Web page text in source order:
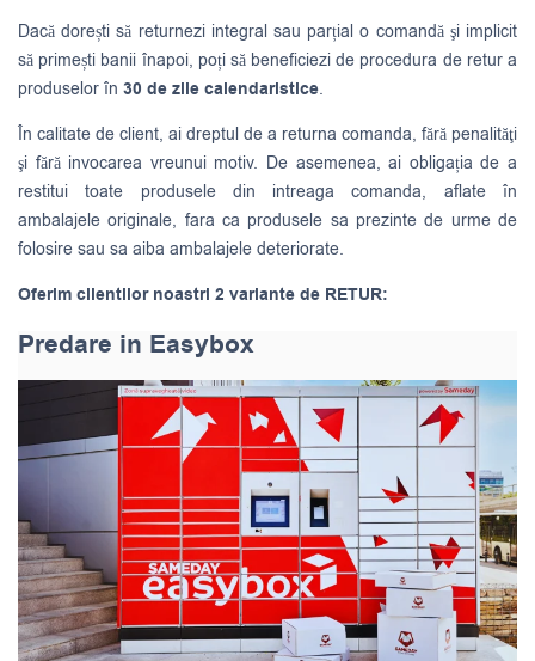
Dacă dorești să returnezi integral sau parțial o comandă şi implicit
să primești banii înapoi, poți să beneficiezi de procedura de retur a
produselor în 30 de zile calendaristice.
În calitate de client, ai dreptul de a returna comanda, fără penalităţi
şi fără invocarea vreunui motiv. De asemenea, ai obligația de a
restitui toate produsele din intreaga comanda, aflate în
ambalajele originale, fara ca produsele sa prezinte de urme de
folosire sau sa aiba ambalajele deteriorate.
Oferim clientilor noastri 2 variante de RETUR:
Predare in Easybox